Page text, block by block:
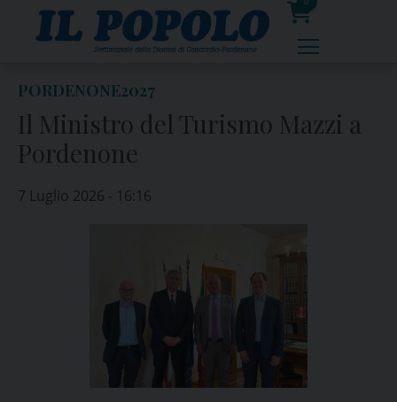
0
prodotti
PORDENONE2027
Il Ministro del Turismo Mazzi a
Pordenone
7 Luglio 2026 - 16:16